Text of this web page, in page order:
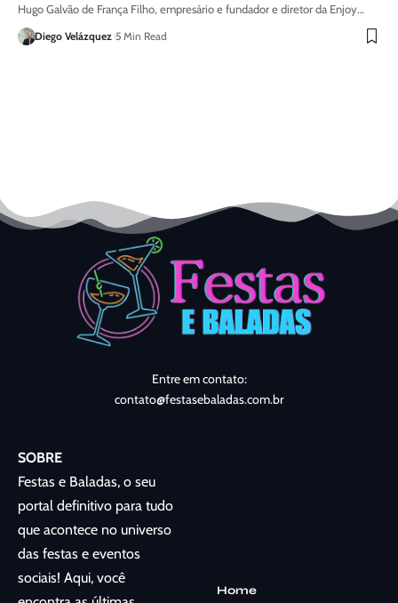
Hugo Galvão de França Filho, empresário e fundador e diretor da Enjoy…
Diego Velázquez 5 Min Read
Entre em contato:
contato@festasebaladas.com.br
SOBRE
Festas e Baladas, o seu
portal definitivo para tudo
que acontece no universo
das festas e eventos
sociais! Aqui, você
Home